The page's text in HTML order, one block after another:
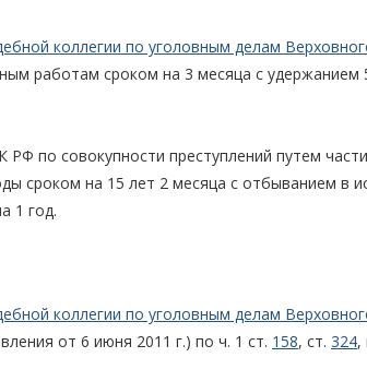
коллегии по уголовным делам
работам сроком на 3 месяца с удержанием
РФ по совокупности преступлений путем
сроком на 15 лет 2 месяца с отбыванием в
1 год.
коллегии по уголовным делам
от 6 июня 2011 г.) по ч. 1 ст. 158, ст. 324,